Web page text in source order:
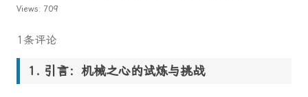
Views: 709
1条评论
引言：机械之心的试炼与挑战